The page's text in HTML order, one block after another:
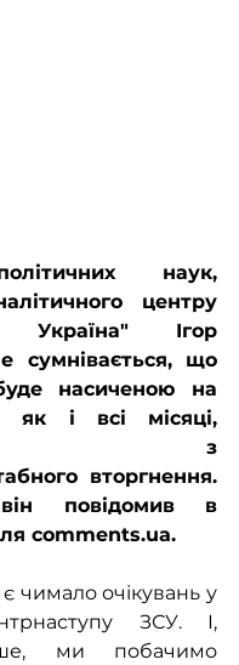
наук,
центру
Україна" Ігор
сумнівається, що
насиченою на
як і всі місяці,
з
вторгнення.
повідомив в
comments.ua.
чимало очікувань у
ЗСУ. І,
ми побачимо